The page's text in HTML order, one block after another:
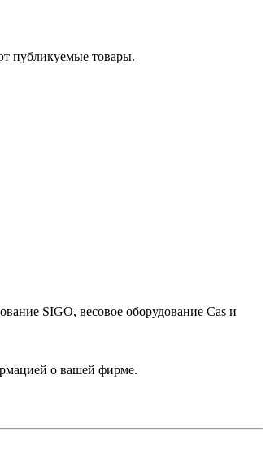
публикуемые товары.
SIGO, весовое оборудование Cas и
о вашей фирме.